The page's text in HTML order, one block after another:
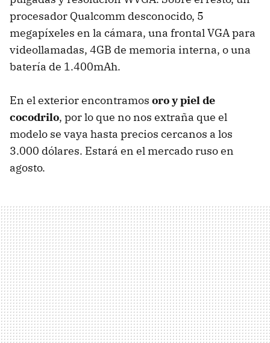
procesador Qualcomm desconocido, 5
megapíxeles en la cámara, una frontalVGApara
videollamadas, 4GB de memoria interna, o una
batería de 1.400mAh.
En el exterior encontramos oro y piel de
cocodrilo, por lo que no nos extraña que el
modelo se vaya hasta precios cercanos a los
3.000 dólares. Estará en el mercado ruso en
agosto.